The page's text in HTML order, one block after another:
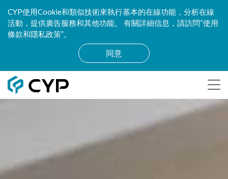
CYP使用Cookie和類似技術來執行基本的在線功能，分析在線
活動，提供廣告服務和其他功能。 有關詳細信息，請訪問“使用
條款和隱私政策”。
同意